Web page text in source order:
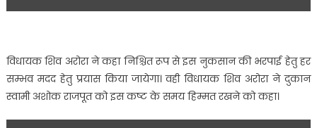
विधायक शिव अरोरा ने कहा निश्चित रूप से इस नुकसान की भरपाई हेतु हर
सम्भव मदद हेतु प्रयास किया जायेगा। वही विधायक शिव अरोरा ने दुकान
स्वामी अशोक राजपूत को इस कष्ट के समय हिम्मत रखने को कहा।